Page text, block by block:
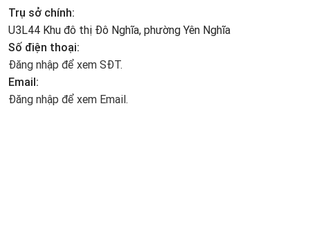
Trụ sở chính:
U3L44 Khu đô thị Đô Nghĩa, phường Yên Nghĩa
Số điện thoại:
Đăng nhập để xem SĐT.
Email:
Đăng nhập để xem Email.